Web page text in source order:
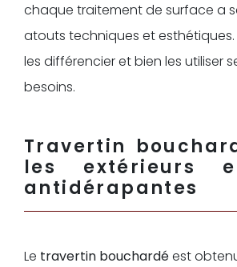
chaque traitement de surface a
atouts techniques et
les différencier et bien les utiliser
besoins.
Travertin
les extérieurs
antidérapantes
Le travertin bouchardéest